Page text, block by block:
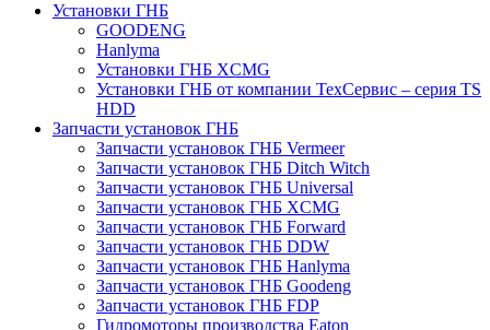
Установки ГНБ
GOODENG
Hanlyma
Установки ГНБ XCMG
Установки ГНБ от компании ТехСервис – серия TS
HDD
Запчасти установок ГНБ
Запчасти установок ГНБ Vermeer
Запчасти установок ГНБ Ditch Witch
Запчасти установок ГНБ Universal
Запчасти установок ГНБ XCMG
Запчасти установок ГНБ Forward
Запчасти установок ГНБ DDW
Запчасти установок ГНБ Hanlyma
Запчасти установок ГНБ Goodeng
Запчасти установок ГНБ FDP
Гидромоторы производства Eaton